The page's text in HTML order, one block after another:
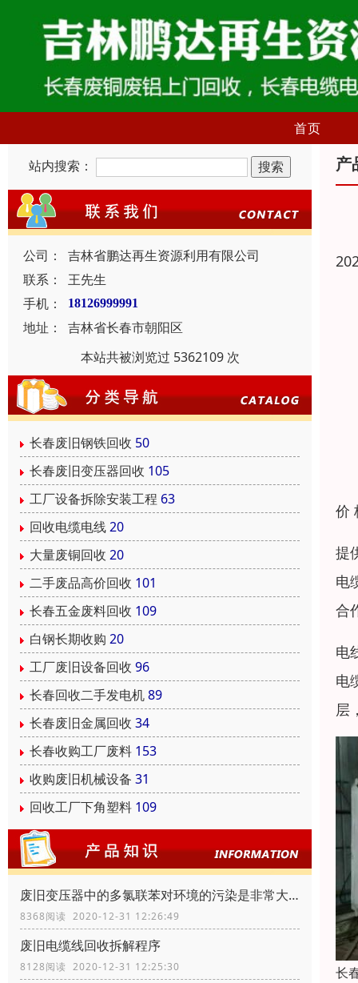
首页
站内搜索：
公司：
吉林省鹏达再生资源利用有限公司
联系：
王先生
手机：
18126999991
地址：
吉林省长春市朝阳区
本站共被浏览过 5362109 次
长春废旧钢铁回收 50
长春废旧变压器回收 105
工厂设备拆除安装工程 63
回收电缆电线20
大量废铜回收 20
二手废品高价回收 101
长春五金废料回收 109
白钢长期收购 20
工厂废旧设备回收 96
长春回收二手发电机89
长春废旧金属回收 34
长春收购工厂废料 153
收购废旧机械设备 31
回收工厂下角塑料 109
废旧变压器中的多氯联苯对环境的污染是非常大的
8368阅读 2020-12-31 12:26:49
废旧电缆线回收拆解程序
8128阅读 2020-12-31 12:25:30
产
价
提
电
合
电
电
层
长